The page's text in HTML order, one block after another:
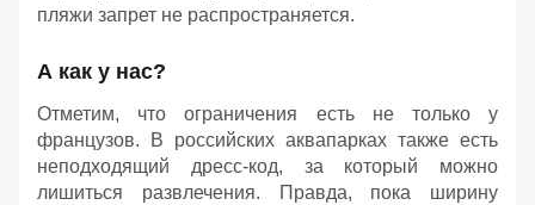
пляжи запрет не распространяется.
А как у нас?
Отметим, что ограничения есть не только у
французов. В российских аквапарках также есть
неподходящий дресс-код, за который можно
лишиться развлечения. Правда, пока ширину